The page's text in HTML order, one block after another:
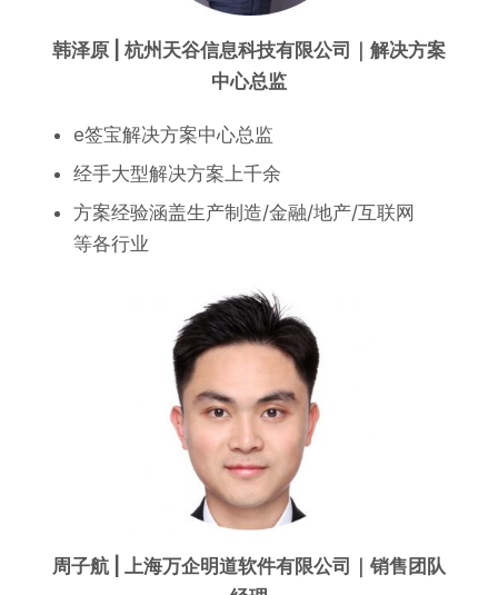
韩泽原 杭州天谷信息科技有限公司 ｜ 解决方案
中心总监
e签宝解决方案中心总监
经手大型解决方案上千余
方案经验涵盖生产制造/金融/地产/互联网
等各行业
周子航 | 上海万企明道软件有限公司
｜销售团队